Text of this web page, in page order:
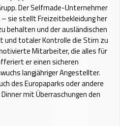
Der Selfmade-Unternehmer
sie stellt Freizeitbekleidung her
behalten und der ausländischen
und totaler Kontrolle die Stirn zu
Mitarbeiter, die alles für
er einen sicheren
langjähriger Angestellter.
des Europaparks oder andere
mit Überraschungen den